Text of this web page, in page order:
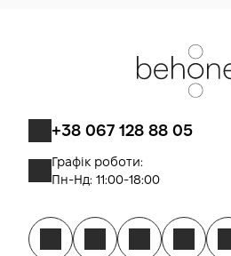
+38 067 128 88 05
Графік роботи:
Пн-Нд: 11:00-18:00